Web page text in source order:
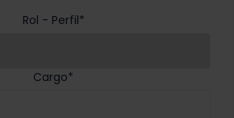
Rol - Perfil*
Cargo*